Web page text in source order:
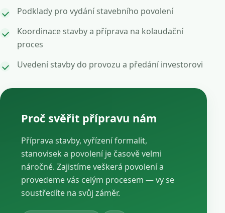
Podklady pro vydání stavebního povolení
Koordinace stavby a příprava na kolaudační
proces
Uvedení stavby do provozu a předání investorovi
Proč svěřit přípravu nám
Příprava stavby, vyřízení formalit,
stanovisek a povolení je časově velmi
náročné. Zajistíme veškerá povolení a
provedeme vás celým procesem — vy se
soustředíte na svůj záměr.